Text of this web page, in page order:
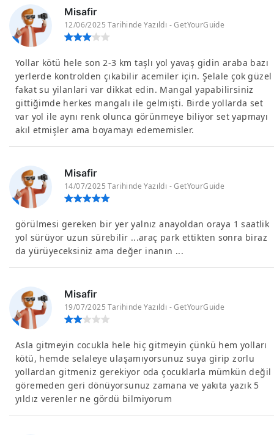
Misafir
12/06/2025 Tarihinde Yazıldı - GetYourGuide
Yollar kötü hele son 2-3 km taşlı yol yavaş gidin araba bazı
yerlerde kontrolden çıkabilir acemiler için. Şelale çok güzel
fakat su yilanlari var dikkat edin. Mangal yapabilirsiniz
gittiğimde herkes mangalı ile gelmişti. Birde yollarda set
var yol ile aynı renk olunca görünmeye biliyor set yapmayı
akıl etmişler ama boyamayı edememisler.
Misafir
14/07/2025 Tarihinde Yazıldı - GetYourGuide
görülmesi gereken bir yer yalnız anayoldan oraya 1 saatlik
yol sürüyor uzun sürebilir ...araç park ettikten sonra biraz
da yürüyeceksiniz ama değer inanın ...
Misafir
19/07/2025 Tarihinde Yazıldı - GetYourGuide
Asla gitmeyin cocukla hele hiç gitmeyin çünkü hem yolları
kötü, hemde selaleye ulaşamıyorsunuz suya girip zorlu
yollardan gitmeniz gerekiyor oda çocuklarla mümkün değil
göremeden geri dönüyorsunuz zamana ve yakıta yazık 5
yıldız verenler ne gördü bilmiyorum